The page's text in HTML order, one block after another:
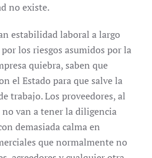
no existe.
estabilidad laboral a largo
los riesgos asumidos por la
quiebra, saben que
el Estado para que salve la
trabajo. Los proveedores, al
van a tener la diligencia
demasiada calma en
que normalmente no